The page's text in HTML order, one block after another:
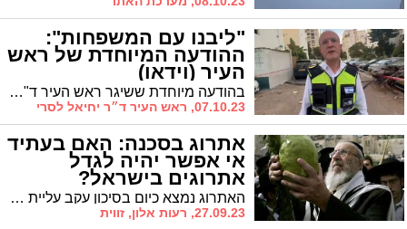
"ליבנו עם המשפחות":
ההודעה המיוחדת של ראש
העיר (וידאו)
בהודעה מיוחדת ששיגר ראש העיר ד"ר לסרי הוא קרא למשפחות הנעדרים להיעזר במוקד 106. "ליבנו עם המשפחות, ואנחנו מלווים אותן, ברגעים הקשים האלה. גם הקמנו צוות עירוני, שילווה את משפחות הנעדרים, בהשגת מידע, ובתמיכה נפשית. מוקד 106 עומד לרשות המשפחות, שזקוקות לסיוע הזה"
07.10.23, ראש העיר ד״ר יחיאל לסרי
אתרוג בסכנה: האם בעתיד
אי אפשר יהיה לגדל
אתרוגים בישראל?
האתרוג נמצא כיום בסיכון עקב עליית הטמפרטורות העולמית כחלק ממשבר האקלים, וייתכן שקרב היום שבו לא נוכל יותר לגדל בישראל אתרוגים – לראשונה מזה 2,500 שנה
27.09.23, רעות אלון, זווית